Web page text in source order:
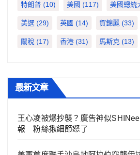
特朗普 (10) 美國 (117) 美國總統
美選 (29) 英國 (14) 賀錦麗 (33)
關稅 (17) 香港 (31) 馬斯克 (13)
最新文章
王心凌被爆抄襲？廣告神似
報 粉絲揪細節怒了